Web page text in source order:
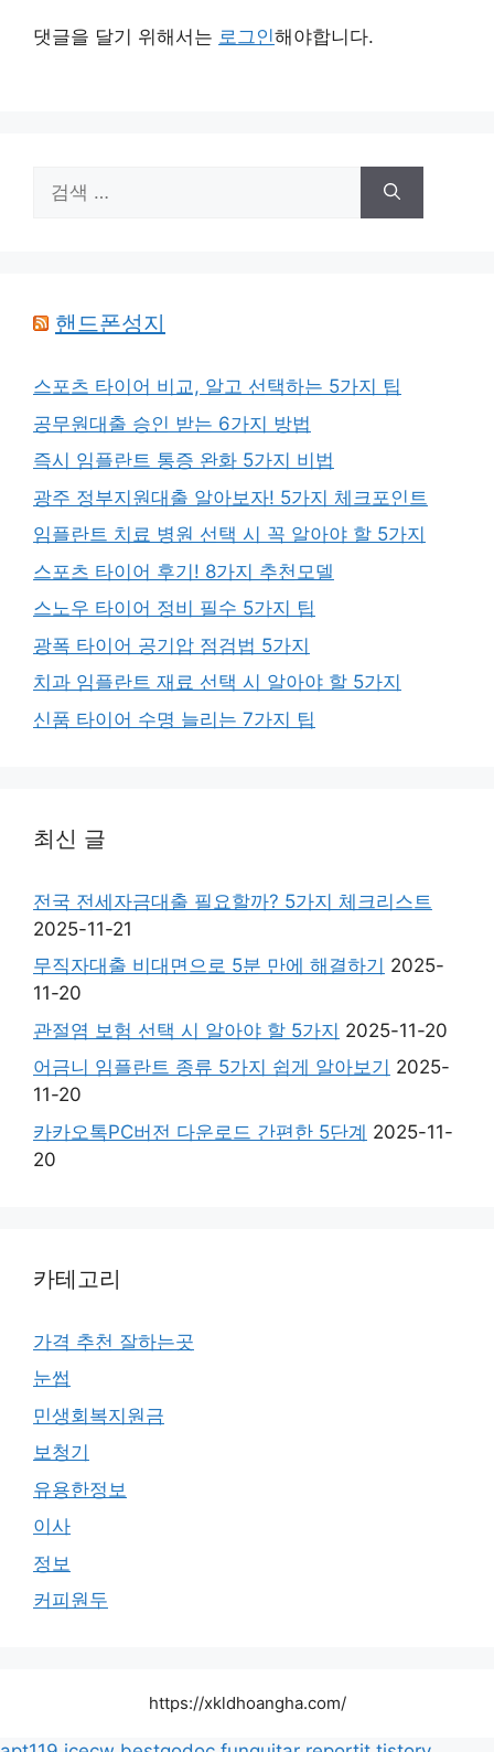
댓글을 달기 위해서는 로그인해야합니다.
색:
핸드폰성지
스포츠 타이어 비교, 알고 선택하는 5가지 팁
공무원대출 승인 받는 6가지 방법
즉시 임플란트 통증 완화 5가지 비법
광주 정부지원대출 알아보자! 5가지 체크포인트
임플란트 치료 병원 선택 시 꼭 알아야 할 5가지
스포츠 타이어 후기! 8가지 추천모델
스노우 타이어 정비 필수 5가지 팁
광폭 타이어 공기압 점검법 5가지
치과 임플란트 재료 선택 시 알아야 할 5가지
신품 타이어 수명 늘리는 7가지 팁
최신 글
전국 전세자금대출 필요할까? 5가지 체크리스트
2025-11-21
무직자대출 비대면으로 5분 만에 해결하기 2025-
11-20
관절염 보험 선택 시 알아야 할 5가지 2025-11-20
어금니 임플란트 종류 5가지 쉽게 알아보기 2025-
11-20
카카오톡PC버전 다운로드 간편한 5단계 2025-11-
20
카테고리
가격 추천 잘하는곳
눈썹
민생회복지원금
보청기
유용한정보
이사
정보
커피원두
https://xkldhoangha.com/